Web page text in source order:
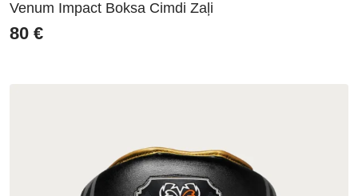
Venum Impact Boksa Cimdi Zaļi
80 €